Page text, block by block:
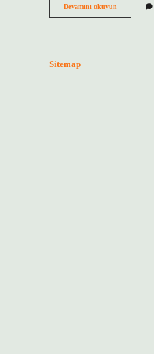
Devamını okuyun
Albayrak
Sitemap